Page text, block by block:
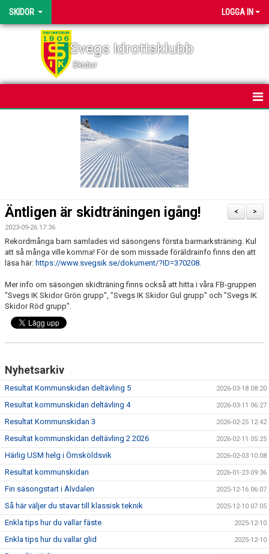
SKIDOR LOGGA IN
Svegs Idrottsklubb
Skidor
DOKUMENT
SVEGSSKIDAN
TÄVLINGAR
KOMMUNSKIDAN
>
<
Äntligen är skidträningen igång!
2023-09-26 17:36
Rekordmånga barn samlades vid säsongens första barmarksträning. Kul
att så många ville komma! För de som missade föräldrainfo finns den att
läsa här: https://www.svegsik.se/dokument/?ID=370208.
Mer info om säsongen skidträning finns också att hitta i våra FB-gruppen
"Svegs IK Skidor Grön grupp", "Svegs IK Skidor Gul grupp" och "Svegs IK
Skidor Röd grupp".
Nyhetsarkiv
Resultat Kommunskidan deltävling 5 2026-03-18 08:20
Resultat kommunskidan deltävling 4 2026-03-11 06:27
Resultat Kommunskidan 3 2026-02-25 12:42
Resultat kommunskidan deltävling 2 2026 2026-02-11 05:25
Härlig USM helg i Örnsköldsvik 2026-02-03 10:08
Resultat kommunskidan 2026-01-23 09:36
Fin säsongstart i Älvdalen 2025-12-16 06:07
Så här väljer du stavar till klassisk teknik 2025-12-10 07:05
Enkla tips hur du vallar fäste 2025-12-10
Enkla tips hur du vallar glid 2025-12-10